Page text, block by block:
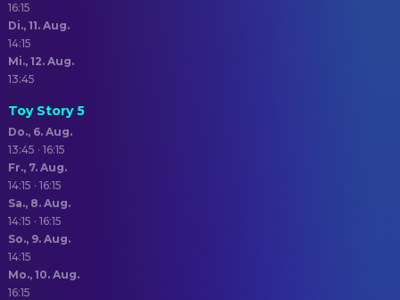
16:15
Di., 11. Aug.
14:15
Mi., 12. Aug.
13:45
Toy Story 5
Do., 6. Aug.
13:45 · 16:15
Fr., 7. Aug.
14:15 · 16:15
Sa., 8. Aug.
14:15 · 16:15
So., 9. Aug.
14:15
Mo., 10. Aug.
16:15